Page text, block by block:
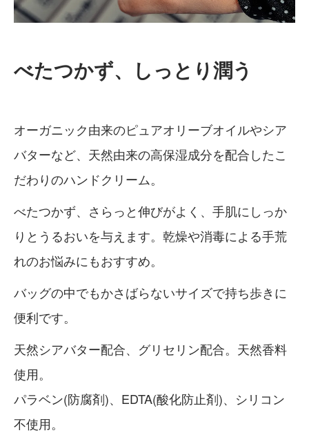
べたつかず、しっとり潤う
オーガニック由来のピュアオリーブオイルやシア
バターなど、天然由来の高保湿成分を配合したこ
だわりのハンドクリーム。
べたつかず、さらっと伸びがよく、手肌にしっか
りとうるおいを与えます。乾燥や消毒による手荒
れのお悩みにもおすすめ。
バッグの中でもかさばらないサイズで持ち歩きに
便利です。
天然シアバター配合、グリセリン配合。天然香料
使用。
パラベン(防腐剤)、EDTA(酸化防止剤)、シリコン
不使用。